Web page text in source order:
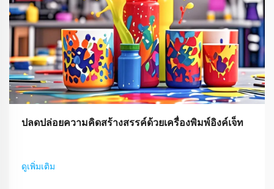
ปลดปล่อยความคิดสร้างสรรค์ด้วยเครื่องพิมพ์อิงค์เจ็ท
ดูเพิ่มเติม